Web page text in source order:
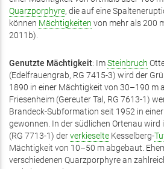
Quarzporphyre, die auf eine
können Mächtigkeiten von mehr als 200
2011b).
Genutzte Mächtigkeit: ImSteinbruch
(Edelfrauengrab, RG 7415-3) wird der
1890 in einer Mächtigkeit von 30–190 m
Friesenheim (Gereuter Tal, RG 7613-1)
Brandeck-Subformation seit 1952 in
gewonnen. In der südlichen Ortenau wird
(RG 7713-1) derverkieselte Kesselberg-
Mächtigkeit von 10–50 m abgebaut.
verschiedenen Quarzporphyre an